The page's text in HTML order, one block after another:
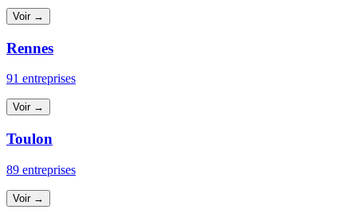
Voir →
Rennes
91 entreprises
Voir →
Toulon
89 entreprises
Voir →